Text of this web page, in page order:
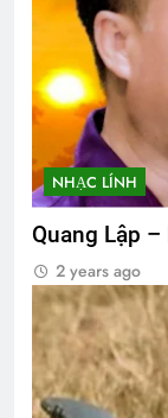
NHẠC LÍNH
Quang Lập
2 years ago